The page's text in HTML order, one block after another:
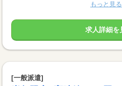
もっと見る
求人詳細を
[一般派遣]